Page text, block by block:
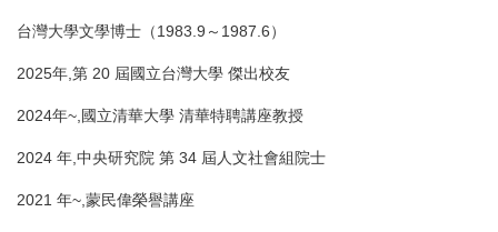
台灣大學文學博士（1983.9～1987.6）
2025年,第 20 屆國立台灣大學 傑出校友
2024年~,國立清華大學 清華特聘講座教授
2024 年,中央研究院 第 34 屆人文社會組院士
2021 年~,蒙民偉榮譽講座